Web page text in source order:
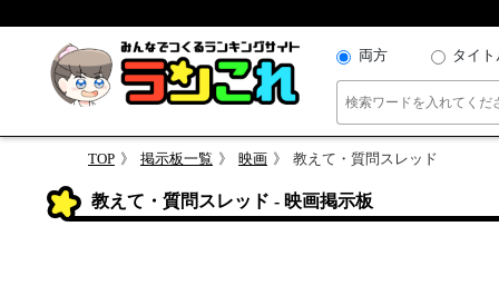
両方 タイト
TOP 掲示板一覧 映画 教えて・質問スレッド
教えて・質問スレッド - 映画掲示板